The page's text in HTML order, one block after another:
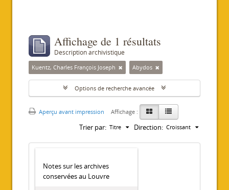
Affichage de 1 résultats
Description archivistique
Kuentz, Charles François Joseph Abydos
Options de recherche avancée
Aperçu avant impression Affichage :
Trier par: Titre Direction: Croissant
Notes sur les archives
conservées au Louvre